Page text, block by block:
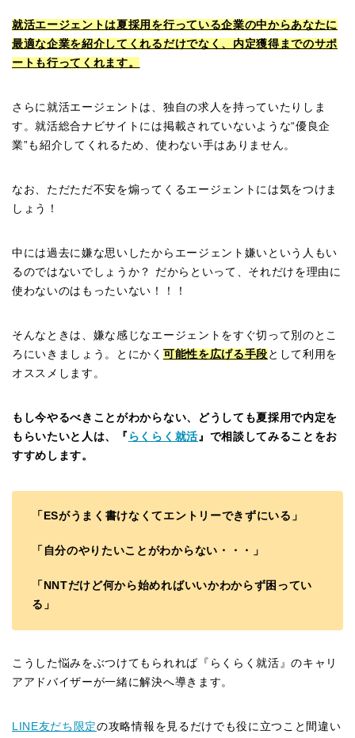
就活エージェントは夏採用を行っている企業の中からあなたに
最適な企業を紹介してくれるだけでなく、内定獲得までのサポ
ートも行ってくれます。
さらに就活エージェントは、独自の求人を持っていたりしま
す。就活総合ナビサイトには掲載されていないような“優良企
業”も紹介してくれるため、使わない手はありません。
なお、ただただ不安を煽ってくるエージェントには気をつけま
しょう！
中には過去に嫌な思いしたからエージェント嫌いという人もい
るのではないでしょうか？ だからといって、それだけを理由に
使わないのはもったいない！！！
そんなときは、嫌な感じなエージェントをすぐ切って別のとこ
ろにいきましょう。とにかく 可能性を広げる手段 として利用を
オススメします。
もし今やるべきことがわからない、どうしても夏採用で内定を
もらいたいと人は、『 らくらく就活 』で相談してみることをお
すすめします。
「ESがうまく書けなくてエントリーできずにいる」
「自分のやりたいことがわからない・・・」
「NNTだけど何から始めればいいかわからず困ってい
る」
こうした悩みをぶつけてもられれば『らくらく就活』のキャリ
アアドバイザーが一緒に解決へ導きます。
LINE友だち限定の攻略情報を見るだけでも役に立つこと間違い